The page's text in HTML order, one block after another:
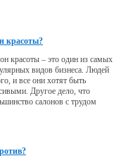
красоты?
красоты – это один из самых
видов бизнеса. Людей
и все они хотят быть
Другое дело, что
салонов с трудом